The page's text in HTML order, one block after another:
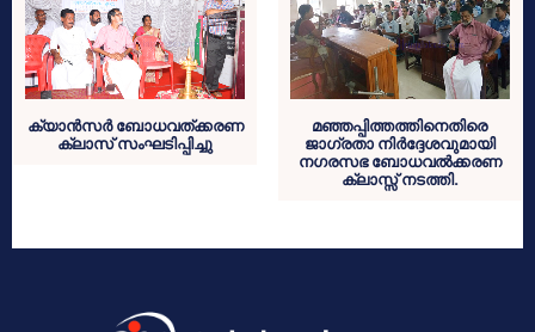
ക്യാന്‍സര്‍ ബോധവത്ക്കരണ
ക്ലാസ് സംഘടിപ്പിച്ചു
മഞ്ഞപ്പിത്തത്തിനെതിരെ
ജാഗ്രതാ നിര്‍ദ്ദേശവുമായി
നഗരസഭ ബോധവല്‍ക്കരണ
ക്ലാസ്സ് നടത്തി.